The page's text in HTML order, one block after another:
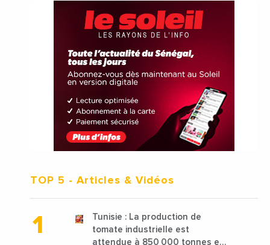
TOP 5 - Articles & Vidéos
Tunisie : La production de
tomate industrielle est
attendue à 850 000 tonnes en